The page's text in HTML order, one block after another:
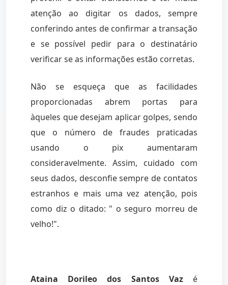
atenção ao digitar os dados, sempre
conferindo antes de confirmar a transação
e se possível pedir para o destinatário
verificar se as informações estão corretas.
Não se esqueça que as facilidades
proporcionadas abrem portas para
àqueles que desejam aplicar golpes, sendo
que o número de fraudes praticadas
usando o pix aumentaram
consideravelmente. Assim, cuidado com
seus dados, desconfie sempre de contatos
estranhos e mais uma vez atenção, pois
como diz o ditado: " o seguro morreu de
velho!".
Ataina Dorileo dos Santos Vaz é